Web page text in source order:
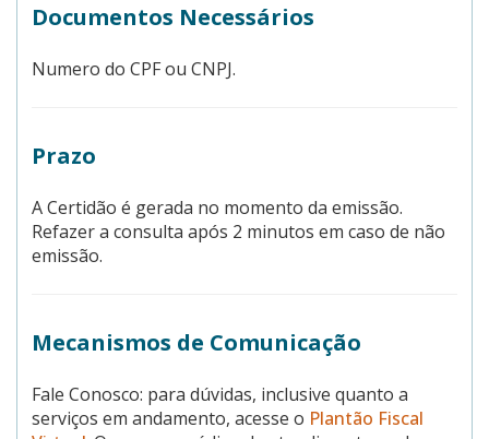
Documentos Necessários
Numero do CPF ou CNPJ.
Prazo
A Certidão é gerada no momento da emissão.
Refazer a consulta após 2 minutos em caso de não
emissão.
Mecanismos de Comunicação
Fale Conosco: para dúvidas, inclusive quanto a
serviços em andamento, acesse o Plantão Fiscal